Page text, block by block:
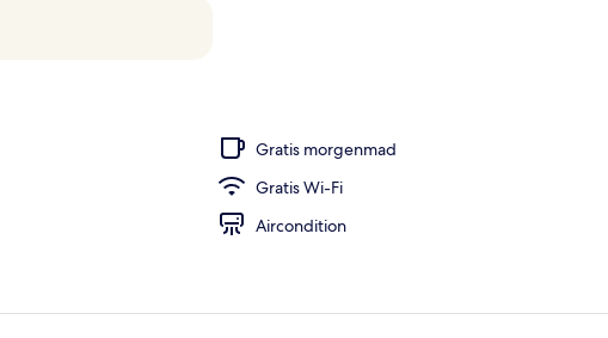
Gratis morgenmad
Gratis Wi-Fi
Aircondition